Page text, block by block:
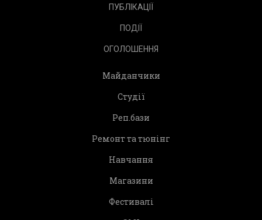
ПУБЛІКАЦІЇ
ПОДІЇ
ОГОЛОШЕННЯ
Майданчики
Студії
Реп.бази
Ремонт та тюнінг
Навчання
Магазини
Фестивалі